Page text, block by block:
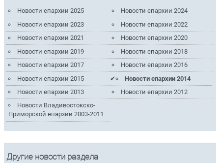
Новости епархии 2025
Новости епархии 2024
Новости епархии 2023
Новости епархии 2022
Новости епархии 2021
Новости епархии 2020
Новости епархии 2019
Новости епархии 2018
Новости епархии 2017
Новости епархии 2016
Новости епархии 2015
Новости епархии 2014
Новости епархии 2013
Новости епархии 2012
Новости Владивостокско-
Приморской епархии 2003-2011
Другие новости раздела